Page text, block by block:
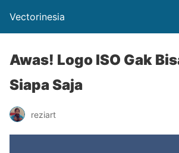
Vectorinesia
Awas! Logo ISO Gak
Siapa Saja
reziart